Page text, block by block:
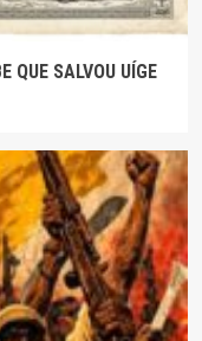
QUE SALVOU UÍGE